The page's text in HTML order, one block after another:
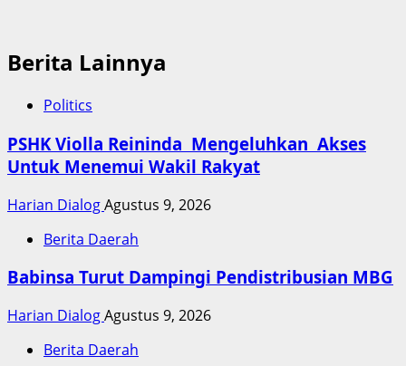
Berita Lainnya
Politics
PSHK Violla Reininda Mengeluhkan Akses
Untuk Menemui Wakil Rakyat
Harian DialogAgustus 9, 2026
Berita Daerah
Babinsa Turut Dampingi Pendistribusian MBG
Harian DialogAgustus 9, 2026
Berita Daerah